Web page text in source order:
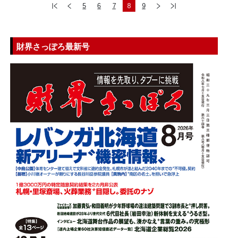
5 6 7 8 9
財界さっぽろ最新号